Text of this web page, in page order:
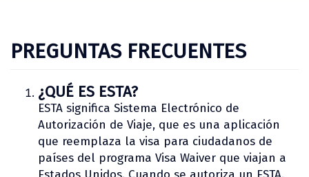
PREGUNTAS FRECUENTES
¿QUÉ ES ESTA?
ESTA significa Sistema Electrónico de
Autorización de Viaje, que es una aplicación
que reemplaza la visa para ciudadanos de
países del programa Visa Waiver que viajan a